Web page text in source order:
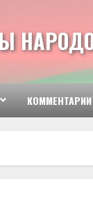
КОММЕНТАРИИ